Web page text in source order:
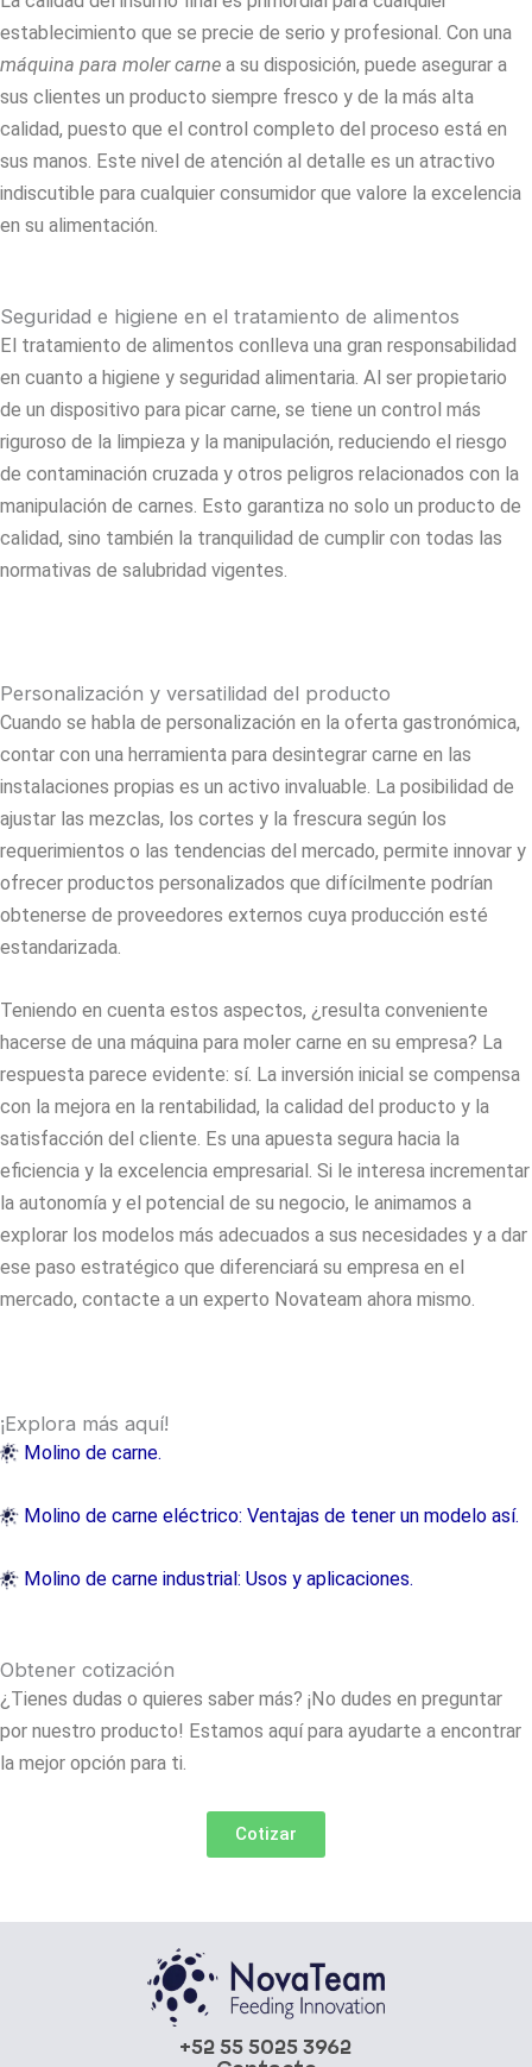
establecimiento que se precie de serio y profesional. Con una
máquina para moler carne a su disposición, puede asegurar a
sus clientes un producto siempre fresco y de la más alta
calidad, puesto que el control completo del proceso está en
sus manos. Este nivel de atención al detalle es un atractivo
indiscutible para cualquier consumidor que valore la excelencia
en su alimentación.
Seguridad e higiene en el tratamiento de alimentos
El tratamiento de alimentos conlleva una gran responsabilidad
en cuanto a higiene y seguridad alimentaria. Al ser propietario
de un dispositivo para picar carne, se tiene un control más
riguroso de la limpieza y la manipulación, reduciendo el riesgo
de contaminación cruzada y otros peligros relacionados con la
manipulación de carnes. Esto garantiza no solo un producto de
calidad, sino también la tranquilidad de cumplir con todas las
normativas de salubridad vigentes.
Personalización y versatilidad del producto
Cuando se habla de personalización en la oferta gastronómica,
contar con una herramienta para desintegrar carne en las
instalaciones propias es un activo invaluable. La posibilidad de
ajustar las mezclas, los cortes y la frescura según los
requerimientos o las tendencias del mercado, permite innovar y
ofrecer productos personalizados que difícilmente podrían
obtenerse de proveedores externos cuya producción esté
estandarizada.
Teniendo en cuenta estos aspectos, ¿resulta conveniente
hacerse de una máquina para moler carne en su empresa? La
respuesta parece evidente: sí. La inversión inicial se compensa
con la mejora en la rentabilidad, la calidad del producto y la
satisfacción del cliente. Es una apuesta segura hacia la
eficiencia y la excelencia empresarial. Si le interesa incrementar
la autonomía y el potencial de su negocio, le animamos a
explorar los modelos más adecuados a sus necesidades y a dar
ese paso estratégico que diferenciará su empresa en el
mercado, contacte a un experto Novateam ahora mismo.
¡Explora más aquí!
Molino de carne.
Molino de carne eléctrico: Ventajas de tener un modelo así.
Molino de carne industrial: Usos y aplicaciones.
Obtener cotización
¿Tienes dudas o quieres saber más? ¡No dudes en preguntar
por nuestro producto! Estamos aquí para ayudarte a encontrar
la mejor opción para ti.
Cotizar
+52 55 5025 3962